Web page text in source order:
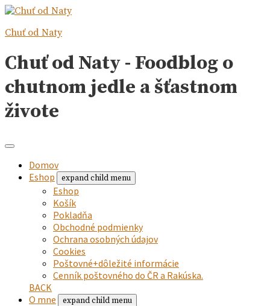
Chuť od Naty
Chuť od Naty - Foodblog o
chutnom jedle a šťastnom
živote
Domov
Eshop
expand child menu
Eshop
Košík
Pokladňa
Obchodné podmienky
Ochrana osobných údajov
Cookies
Poštovné+dôležité informácie
Cenník poštovného do ČR a Rakúska.
BACK
O mne
expand child menu